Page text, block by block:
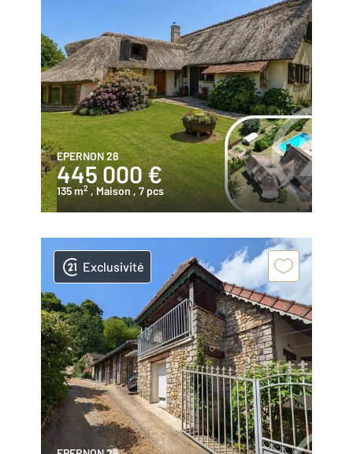
EPERNON 28
445 000 €
135 m2 , Maison , 7 pcs
Exclusivité